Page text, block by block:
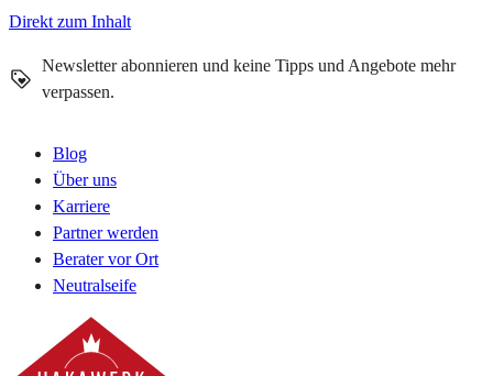
Direkt zum Inhalt
Newsletter abonnieren und keine Tipps und Angebote mehr
verpassen.
Blog
Über uns
Karriere
Partner werden
Berater vor Ort
Neutralseife